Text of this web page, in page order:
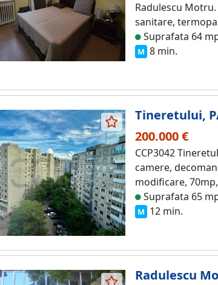
Radulescu
sanitare,
Suprafata 64
M 8 min.
Tineretului,
200.000 €
CCP3042
camere,
modificare,
Suprafata 65
M 12 min.
Radulescu